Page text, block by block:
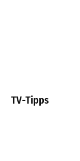
TV-Tipps